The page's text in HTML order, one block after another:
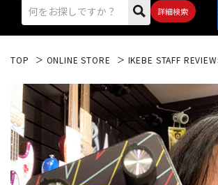
詳細検索
エレキギター ア
ベース ウ
TOP ONLINE STORE IKEBE STAFF